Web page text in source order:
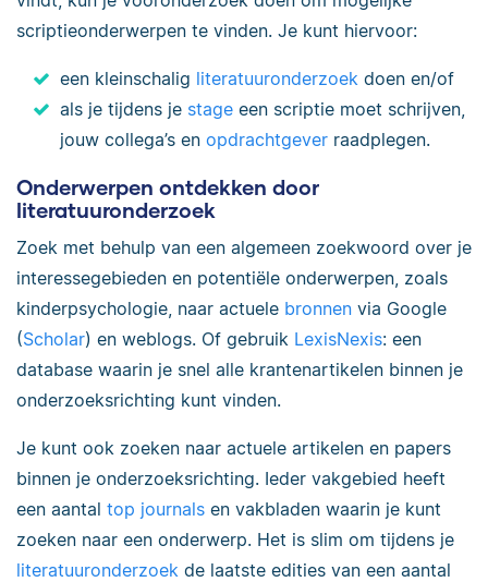
scriptieonderwerpen te vinden. Je kunt hiervoor:
een kleinschalig literatuuronderzoek doen en/of
als je tijdens je stage een scriptie moet schrijven,
jouw collega’s en opdrachtgever raadplegen.
Onderwerpen ontdekken door
literatuuronderzoek
Zoek met behulp van een algemeen zoekwoord over je
interessegebieden en potentiële onderwerpen, zoals
kinderpsychologie, naar actuele bronnen via Google
(Scholar) en weblogs. Of gebruik LexisNexis: een
database waarin je snel alle krantenartikelen binnen je
onderzoeksrichting kunt vinden.
Je kunt ook zoeken naar actuele artikelen en papers
binnen je onderzoeksrichting. Ieder vakgebied heeft
een aantal top journals en vakbladen waarin je kunt
zoeken naar een onderwerp. Het is slim om tijdens je
literatuuronderzoek de laatste edities van een aantal